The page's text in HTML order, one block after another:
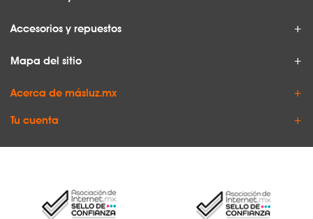
Accesorios y repuestos
Mapa del sitio
Acerca de másluz.mx
Tu cuenta